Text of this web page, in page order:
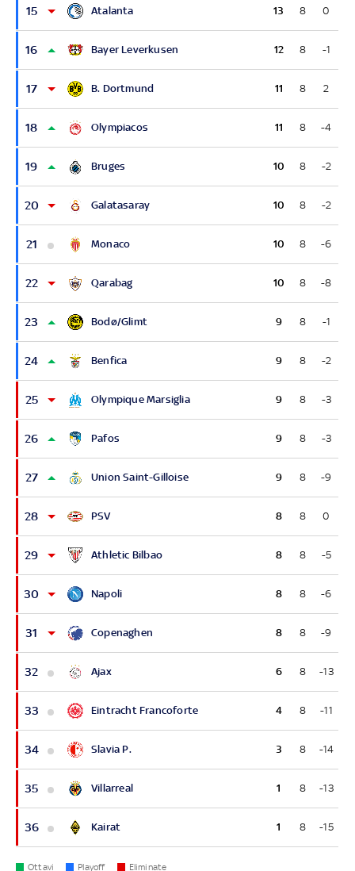
15 Atalanta 13 8 0
16 Bayer Leverkusen 12 8 -1
17 B. Dortmund 11 8 2
18 Olympiacos 11 8 -4
19 Bruges 10 8 -2
20 Galatasaray 10 8 -2
21 Monaco 10 8 -6
22 Qarabag 10 8 -8
23 Bodø/Glimt 9 8 -1
24 Benfica 9 8 -2
25 Olympique Marsiglia 9 8 -3
26 Pafos 9 8 -3
27 Union Saint-Gilloise 9 8 -9
28 PSV 8 8 0
29 Athletic Bilbao 8 8 -5
30 Napoli 8 8 -6
31 Copenaghen 8 8 -9
32 Ajax 6 8 -13
33 Eintracht Francoforte 4 8 -11
34 Slavia P. 3 8 -14
35 Villarreal 1 8 -13
36 Kairat 1 8 -15
Ottavi Playoff Eliminate